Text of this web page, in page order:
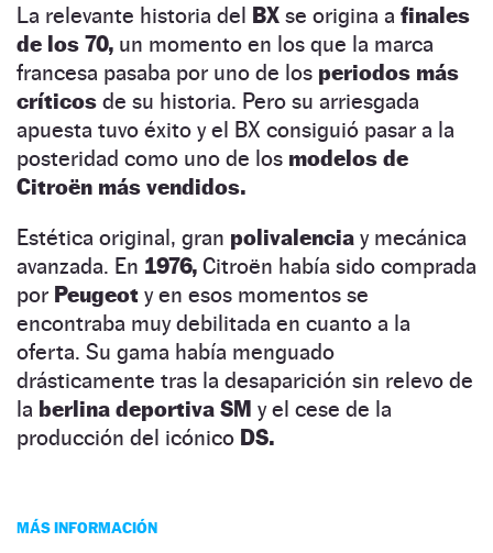
La relevante historia del BX se origina a finales
de los 70, un momento en los que la marca
francesa pasaba por uno de los periodos más
críticos de su historia. Pero su arriesgada
apuesta tuvo éxito y el BX consiguió pasar a la
posteridad como uno de los modelos de
Citroën más vendidos.
Estética original, gran polivalencia y mecánica
avanzada. En 1976, Citroën había sido comprada
por Peugeot y en esos momentos se
encontraba muy debilitada en cuanto a la
oferta. Su gama había menguado
drásticamente tras la desaparición sin relevo de
la berlina deportiva SM y el cese de la
producción del icónico DS.
MÁS INFORMACIÓN